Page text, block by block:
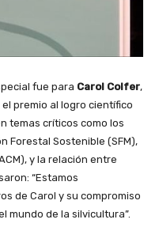
fue para Carol Colfer,
el premio al logro científico
temas críticos como los
Forestal Sostenible (SFM),
y la relación entre
“Estamos
de Carol y su compromiso
mundo de la silvicultura”.